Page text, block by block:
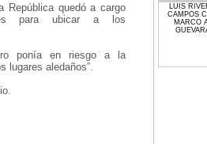
República quedó a cargo
para ubicar a los
ponía en riesgo a la
lugares aledaños”.
LUIS
CAMPOS
MARCO